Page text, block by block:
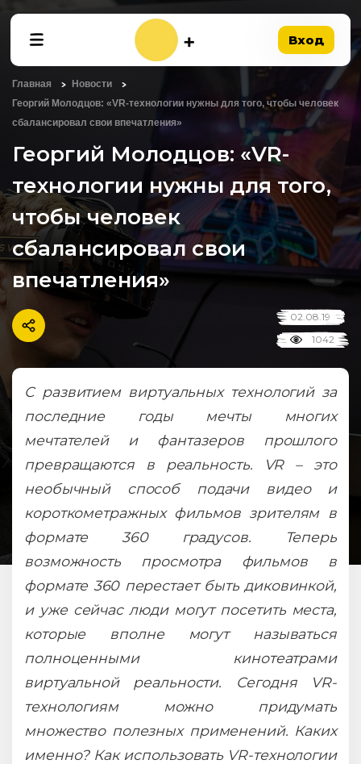
Вход
Главная
Новости
Георгий Молодцов: «VR-технологии нужны для того, чтобы человек
сбалансировал свои впечатления»
Георгий Молодцов: «VR-
технологии нужны для того,
чтобы человек
сбалансировал свои
впечатления»
02.08.19
1042
С развитием виртуальных технологий за
последние годы мечты многих
мечтателей и фантазеров прошлого
превращаются в реальность. VR – это
необычный способ подачи видео и
короткометражных фильмов зрителям в
формате 360 градусов. Теперь
возможность просмотра фильмов в
формате 360 перестает быть диковинкой,
и уже сейчас люди могут посетить места,
которые вполне могут называться
полноценными кинотеатрами
виртуальной реальности. Сегодня VR-
технологиям можно придумать
множество полезных применений. Каких
именно? Как использовать VR-технологии